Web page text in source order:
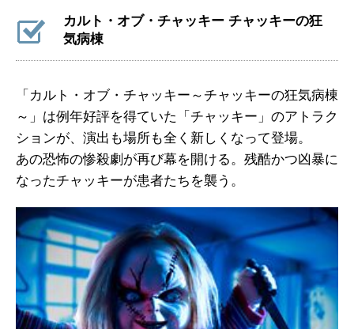
カルト・オブ・チャッキー チャッキーの狂
気病棟
「カルト・オブ・チャッキー～チャッキーの狂気病棟
～」は例年好評を得ていた「チャッキー」のアトラク
ションが、演出も場所も全く新しくなって登場。
あの恐怖の惨殺劇が再び幕を開ける。残酷かつ凶暴に
なったチャッキーが患者たちを襲う。